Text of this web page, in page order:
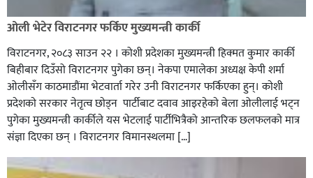
ओली भेटेर विराटनगर फर्किए मुख्यमन्त्री कार्की
विराटनगर, २०८३ साउन २२ । कोशी प्रदेशका मुख्यमन्त्री हिक्मत कुमार कार्की
बिहीबार दिउँसो विराटनगर पुगेका छन्। नेकपा एमालेका अध्यक्ष केपी शर्मा
ओलीसँग काठमाडौंमा भेटवार्ता गरेर उनी विराटनगर फर्किएका हुन्। काेशी
प्रदेशकाे सरकार नेतृत्व छाेड्न पार्टीबाट दवाव आइरहेकाे बेला ओलीलाई भट्न
पुगेका मुख्यमन्त्री कार्कीले यस भेटलाई पार्टीभित्रैको आन्तरिक छलफलकाे मात्र
संज्ञा दिएका छन् । विराटनगर विमानस्थलमा […]